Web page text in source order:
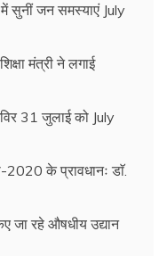
सुनीं जन समस्याएं July
मंत्री ने लगाई
31 जुलाई को July
2020 के प्रावधानः डाॅ.
जा रहे औषधीय उद्यान